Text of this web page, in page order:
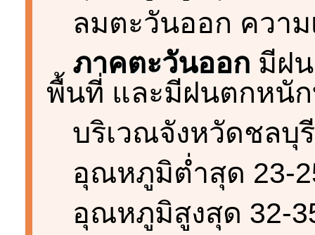
ลมตะวันออก ความ
ภาคตะวันออก มีฝ
พื้นที่ และมีฝนตกหนัก
บริเวณจังหวัดชลบุ
อุณหภูมิต่ำสุด 23-
อุณหภูมิสูงสุด 32-